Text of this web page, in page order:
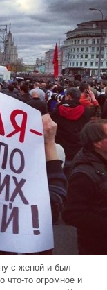
с женой и был
что-то огромное и